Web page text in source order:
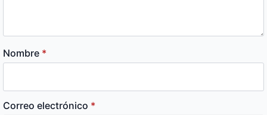
Nombre *
Correo electrónico *